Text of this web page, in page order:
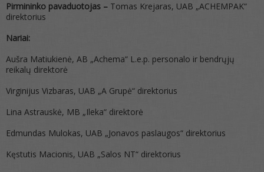
Pirmininko pavaduotojas – Tomas Krejaras, UAB „ACHEMPAK“
direktorius
Nariai:
Aušra Matiukienė, AB „Achema“ L.e.p. personalo ir bendrųjų
reikalų direktorė
Virginijus Vizbaras, UAB „A Grupė“ direktorius
Lina Astrauskė, MB „Ileka“ direktorė
Edmundas Mulokas, UAB „Jonavos paslaugos“ direktorius
Kęstutis Macionis, UAB „Salos NT“ direktorius